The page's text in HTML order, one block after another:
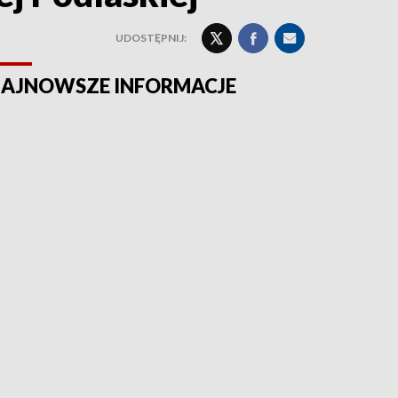
UDOSTĘPNIJ:
INFORMACJE